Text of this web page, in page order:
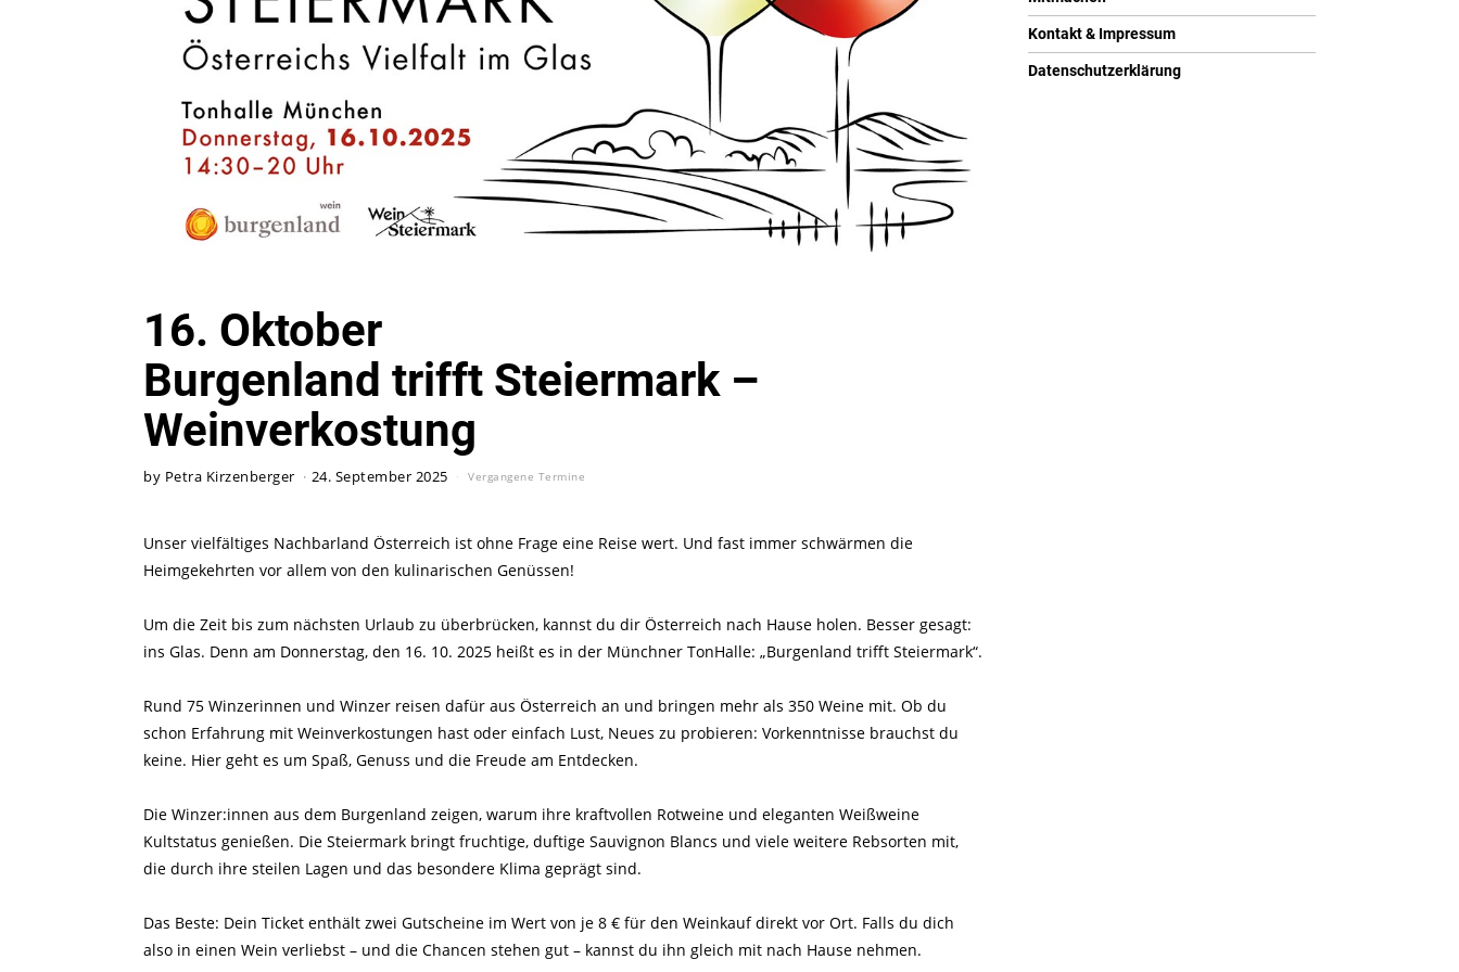
16. Oktober
Burgenland trifft Steiermark –
Weinverkostung
by Petra Kirzenberger 24. September 2025 Vergangene Termine
Unser vielfältiges Nachbarland Österreich ist ohne Frage eine Reise wert. Und fast immer schwärmen die
Heimgekehrten vor allem von den kulinarischen Genüssen!
Um die Zeit bis zum nächsten Urlaub zu überbrücken, kannst du dir Österreich nach Hause holen. Besser gesagt:
ins Glas. Denn am Donnerstag, den 16. 10. 2025 heißt es in der Münchner TonHalle: „Burgenland trifft Steiermark“.
Rund 75 Winzerinnen und Winzer reisen dafür aus Österreich an und bringen mehr als 350 Weine mit. Ob du
schon Erfahrung mit Weinverkostungen hast oder einfach Lust, Neues zu probieren: Vorkenntnisse brauchst du
keine. Hier geht es um Spaß, Genuss und die Freude am Entdecken.
Die Winzer:innen aus dem Burgenland zeigen, warum ihre kraftvollen Rotweine und eleganten Weißweine
Kultstatus genießen. Die Steiermark bringt fruchtige, duftige Sauvignon Blancs und viele weitere Rebsorten mit,
die durch ihre steilen Lagen und das besondere Klima geprägt sind.
Das Beste: Dein Ticket enthält zwei Gutscheine im Wert von je 8 € für den Weinkauf direkt vor Ort. Falls du dich
also in einen Wein verliebst – und die Chancen stehen gut – kannst du ihn gleich mit nach Hause nehmen.
Kontakt & Impressum
Datenschutzerklärung